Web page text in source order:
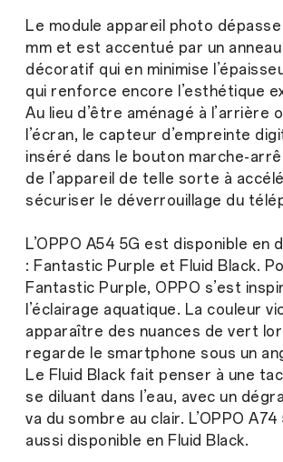
Le module appareil photo dépasse
mm et est accentué par un
décoratif qui en minimise
qui renforce encore l’esthétique
Au lieu d’être aménagé à l’arrière
l’écran, le capteur d’empreinte
inséré dans le bouton marche-
de l’appareil de telle sorte à
sécuriser le déverrouillage du
L’OPPO A54 5G est disponible en
: Fantastic Purple et Fluid Black.
Fantastic Purple, OPPO s’est
l’éclairage aquatique. La couleur
apparaître des nuances de vert
regarde le smartphone sous un
Le Fluid Black fait penser à une
se diluant dans l’eau, avec un
va du sombre au clair. L’OPPO
aussi disponible en Fluid Black.